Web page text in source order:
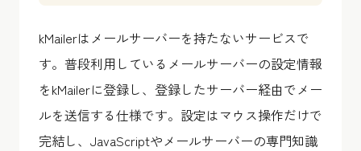
kMailerはメールサーバーを持たないサービスで
す。普段利用しているメールサーバーの設定情報
をkMailerに登録し、登録したサーバー経由でメー
ルを送信する仕様です。設定はマウス操作だけで
完結し、JavaScriptやメールサーバーの専門知識